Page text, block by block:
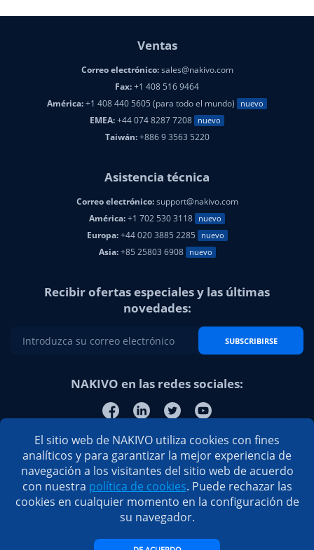
Ventas
Correo electrónico:sales@nakivo.com
Fax:+1 408 516 9464
América:+1 408 440 5605 (para todo el mundo) nuevo
EMEA:+44 074 8287 7208 nuevo
Taiwán:+886 9 3563 5220
Asistencia técnica
Correo electrónico:support@nakivo.com
América:+1 702 530 3118 nuevo
Europa:+44 020 3885 2285 nuevo
Asia:+85 25803 6908 nuevo
Recibir ofertas especiales y las últimas
novedades:
SUBSCRIBIRSE
NAKIVO en las redes sociales:
El sitio web de NAKIVO utiliza cookies con fines
analíticos y para garantizar la mejor experiencia de
navegación a los visitantes del sitio web de acuerdo
con nuestra política de cookies. Puede rechazar las
cookies en cualquier momento en la configuración de
su navegador.